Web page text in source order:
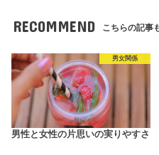
RECOMMEND こちらの記事
男女関係
男性と女性の片思いの実りやすさ